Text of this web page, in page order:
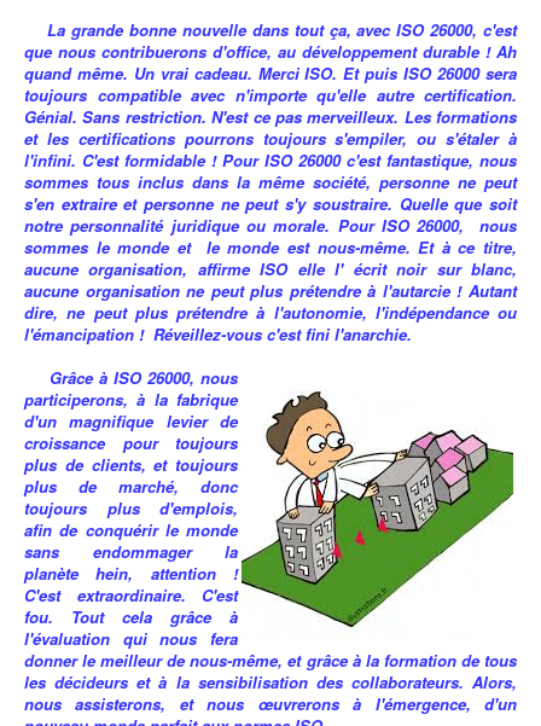
La grande bonne nouvelle dans tout ça, avec ISO 26000, c'est
que nous contribuerons d'office, au développement durable ! Ah
quand même. Un vrai cadeau. Merci ISO. Et puis ISO 26000 sera
toujours compatible avec n'importe qu'elle autre certification.
Génial. Sans restriction. N'est ce pas merveilleux. Les formations
et les certifications pourrons toujours s'empiler, ou s'étaler à
l'infini. C'est formidable ! Pour ISO 26000 c'est fantastique, nous
sommes tous inclus dans la même société, personne ne peut
s'en extraire et personne ne peut s'y soustraire. Quelle que soit
notre personnalité juridique ou morale. Pour ISO 26000, nous
sommes le monde et le monde est nous-même. Et à ce titre,
aucune organisation, affirme ISO elle l' écrit noir sur blanc,
aucune organisation ne peut plus prétendre à l'autarcie ! Autant
dire, ne peut plus prétendre à l'autonomie, l'indépendance ou
l'émancipation ! Réveillez-vous c'est fini l'anarchie.
Grâce à ISO 26000, nous
participerons, à la fabrique
d'un magnifique levier de
croissance pour toujours
plus de clients, et toujours
plus de marché, donc
toujours plus d'emplois,
afin de conquérir le monde
sans endommager la
planète hein, attention !
C'est extraordinaire. C'est
fou. Tout cela grâce à
l'évaluation qui nous fera
donner le meilleur de nous-même, et grâce à la formation de tous
les décideurs et à la sensibilisation des collaborateurs. Alors,
nous assisterons, et nous œuvrerons à l'émergence, d'un